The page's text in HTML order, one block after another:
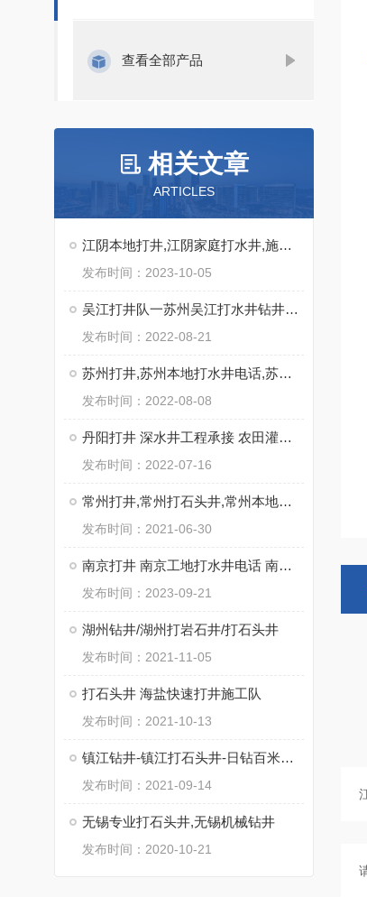
查看全部产品
相关文章
ARTICLES
江阴本地打井,江阴家庭打水井,施工快
发布时间：2023-10-05
吴江打井队一苏州吴江打水井钻井出水量大实力强
发布时间：2022-08-21
苏州打井,苏州本地打水井电话,苏州专业钻井公司
发布时间：2022-08-08
丹阳打井 深水井工程承接 农田灌溉用井饮用水井
发布时间：2022-07-16
常州打井,常州打石头井,常州本地钻井公司
发布时间：2021-06-30
南京打井 南京工地打水井电话 南京工厂打石头井
发布时间：2023-09-21
湖州钻井/湖州打岩石井/打石头井
发布时间：2021-11-05
打石头井 海盐快速打井施工队
发布时间：2021-10-13
镇江钻井-镇江打石头井-日钻百米不用水电
发布时间：2021-09-14
无锡专业打石头井,无锡机械钻井
发布时间：2020-10-21